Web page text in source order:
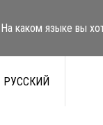
На каком языке вы
РУССКИЙ